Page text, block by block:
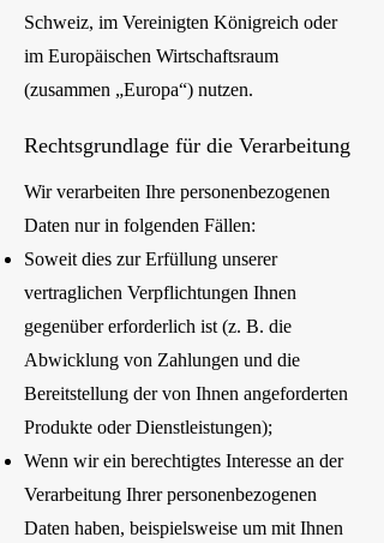
Schweiz, im Vereinigten Königreich oder
im Europäischen Wirtschaftsraum
(zusammen „Europa“) nutzen.
Rechtsgrundlage für die Verarbeitung
Wir verarbeiten Ihre personenbezogenen
Daten nur in folgenden Fällen:
Soweit dies zur Erfüllung unserer
vertraglichen Verpflichtungen Ihnen
gegenüber erforderlich ist (z. B. die
Abwicklung von Zahlungen und die
Bereitstellung der von Ihnen angeforderten
Produkte oder Dienstleistungen);
Wenn wir ein berechtigtes Interesse an der
Verarbeitung Ihrer personenbezogenen
Daten haben, beispielsweise um mit Ihnen